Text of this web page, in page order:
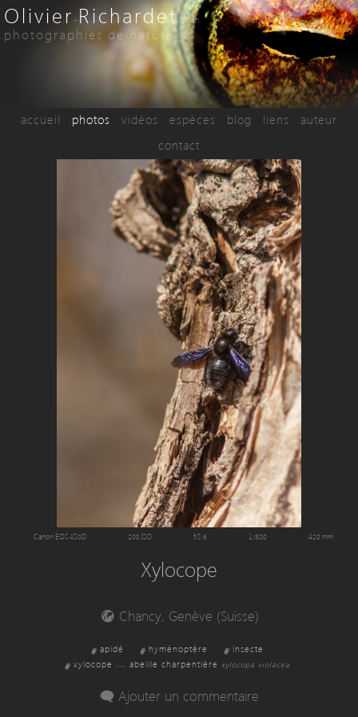
Olivier-Richardet.com
photographies de nature
accueil photos vidéos espèces blog liens
auteur
contact
Canon EOS 450D 200 ISO f/5.6 1/800 420 mm
Xylocope
Chancy, Genève (Suisse)
apidé hyménoptère
insecte
xylocope
alias abeille charpentière xylocopa violacea
Ajouter un commentaire